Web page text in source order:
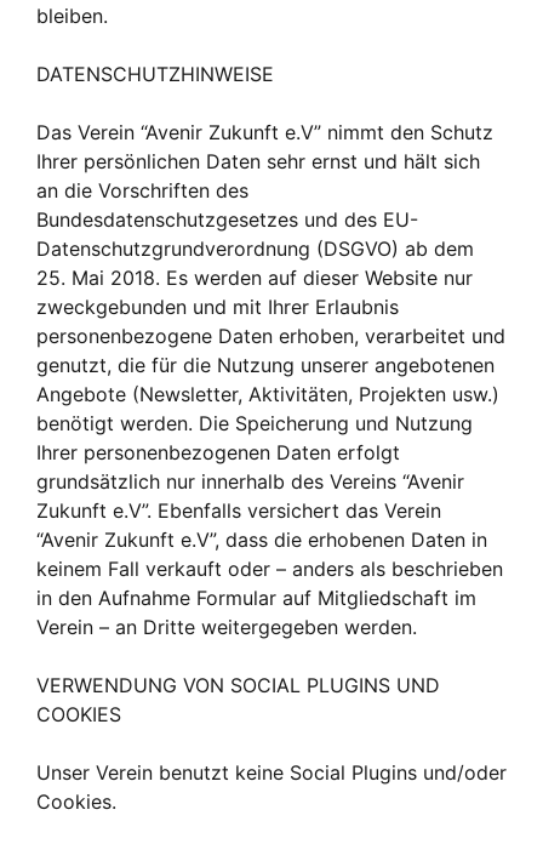
bleiben.
DATENSCHUTZHINWEISE
Das Verein “Avenir Zukunft e.V” nimmt den Schutz
Ihrer persönlichen Daten sehr ernst und hält sich
an die Vorschriften des
Bundesdatenschutzgesetzes und des EU-
Datenschutzgrundverordnung (DSGVO) ab dem
25. Mai 2018. Es werden auf dieser Website nur
zweckgebunden und mit Ihrer Erlaubnis
personenbezogene Daten erhoben, verarbeitet und
genutzt, die für die Nutzung unserer angebotenen
Angebote (Newsletter, Aktivitäten, Projekten usw.)
benötigt werden. Die Speicherung und Nutzung
Ihrer personenbezogenen Daten erfolgt
grundsätzlich nur innerhalb des Vereins “Avenir
Zukunft e.V”. Ebenfalls versichert das Verein
“Avenir Zukunft e.V”, dass die erhobenen Daten in
keinem Fall verkauft oder – anders als beschrieben
in den Aufnahme Formular auf Mitgliedschaft im
Verein – an Dritte weitergegeben werden.
VERWENDUNG VON SOCIAL PLUGINS UND
COOKIES
Unser Verein benutzt keine Social Plugins und/oder
Cookies.